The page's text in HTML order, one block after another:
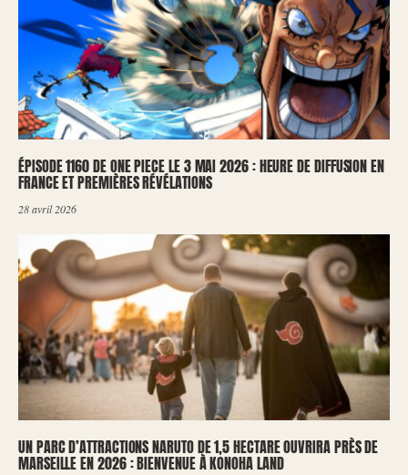
ÉPISODE 1160 DE ONE PIECE LE 3 MAI 2026 : HEURE DE DIFFUSION EN
FRANCE ET PREMIÈRES RÉVÉLATIONS
28 avril 2026
UN PARC D’ATTRACTIONS NARUTO DE 1,5 HECTARE OUVRIRA PRÈS DE
MARSEILLE EN 2026 : BIENVENUE À KONOHA LAND